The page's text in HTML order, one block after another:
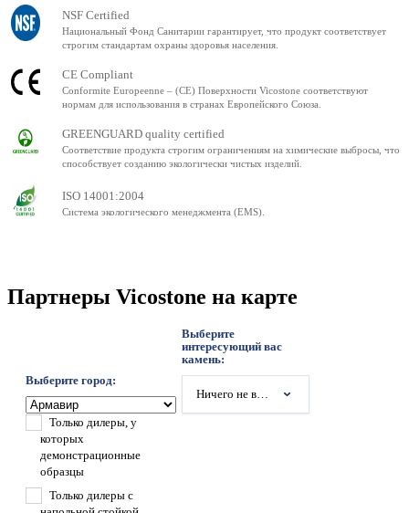
NSF Certified
Национальный Фонд Санитарии гарантирует, что продукт соответствует
строгим стандартам охраны здоровья населения.
CE Compliant
Conformite Europeenne – (CE) Поверхности Vicostone соответствуют
нормам для использования в странах Европейского Союза.
GREENGUARD quality certified
Соответствие продукта строгим ограничениям на химические выбросы, что
способствует созданию экологически чистых изделий.
ISO 14001:2004
Система экологического менеджмента (EMS).
Партнеры Vicostone на карте
Выберите город:
Выберите
интересующий вас
камень:
Ничего не выбрано
Только дилеры, у
которых
демонстрационные
образцы
Только дилеры с